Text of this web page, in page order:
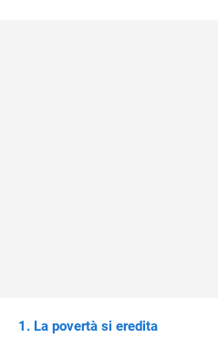
La povertà si eredita